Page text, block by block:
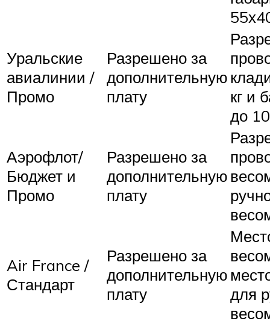
Уральские
авиалинии /
Промо
Разрешено за
дополнительную
плату
кг и
до
Аэрофлот/
Бюджет и
Промо
Разрешено за
дополнительную
плату
Air France /
Стандарт
Разрешено за
дополнительную
плату
для